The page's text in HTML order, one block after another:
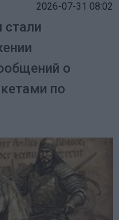
2026-07-31 08:02
о
по